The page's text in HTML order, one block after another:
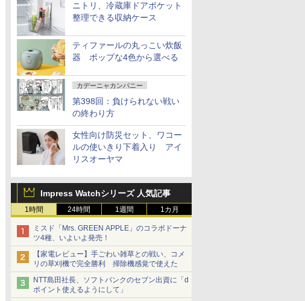
ニトリ、冷蔵庫ドアポケット
整理できる収納ケース
ティファールの丸っこい炊飯
器 ポップな4色から選べる
カデーニャカンパニー
第398回：負けられない戦い
の終わり方
女性向け防災セット、ワコー
ルの使いきり下着入り アイ
リスオーヤマ
Impress Watchシリーズ 人気記事
1時間 24時間 1週間 1カ月
ミスド「Mrs. GREEN APPLE」のコラボドーナ
ツ4種、いよいよ発売！
【家電レビュー】手ごわい雑草との戦い、コメ
リの草刈機で完全勝利 掃除機感覚で使えた
NTT島田社長、ソフトバンクのセブン出資に「d
ポイント使えるようにして」